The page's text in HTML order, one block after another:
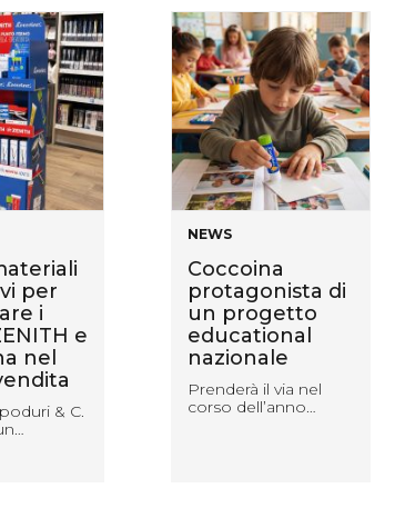
per
i
e
nel
& C.
NEWS
Coccoina
protagonista di
un progetto
educational
nazionale
Prenderà il via nel
corso dell’anno…